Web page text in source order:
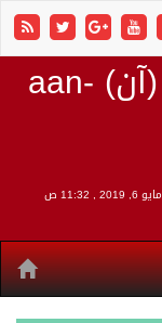
صحيفة الأنباء العربية (آن) aan-
مايو 6, 2019 , 11:32 ص